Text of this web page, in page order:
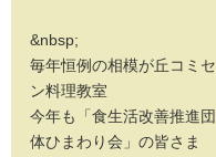
&nbsp;
毎年恒例の相模が丘コミセ
ン料理教室
今年も「食生活改善推進団
体ひまわり会」の皆さま